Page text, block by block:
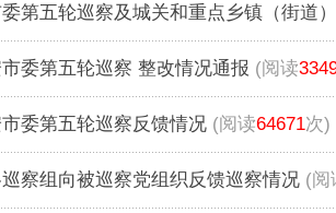
第五轮巡察及城关和重点乡镇（街道
委第五轮巡察 整改情况通报 (阅读
委第五轮巡察反馈情况 (阅读64671次)
察组向被巡察党组织反馈巡察情况 (阅